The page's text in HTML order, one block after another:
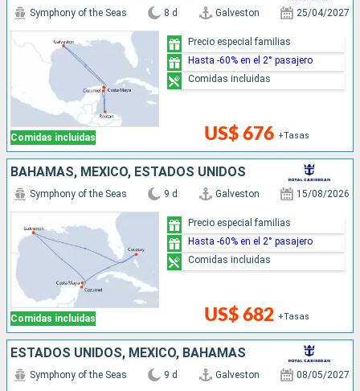
Comidas incluidas
Symphony of the Seas 8 d Galveston 25/04/2027
US$ 676 +Tasas
Precio especial familias
Hasta -60% en el 2° pasajero
Comidas incluidas
BAHAMAS, MÉXICO, ESTADOS UNIDOS
Comidas incluidas
Symphony of the Seas 9 d Galveston 15/08/2026
US$ 682 +Tasas
Precio especial familias
Hasta -60% en el 2° pasajero
Comidas incluidas
ESTADOS UNIDOS, MÉXICO, BAHAMAS
Symphony of the Seas 9 d Galveston 08/05/2027